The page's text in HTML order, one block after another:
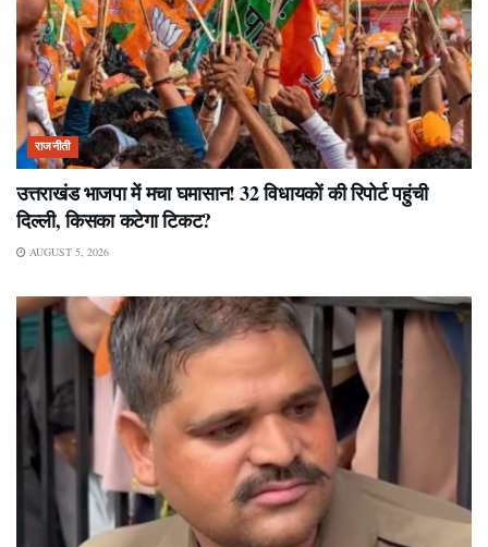
राजनीती
उत्तराखंड भाजपा में मचा घमासान! 32 विधायकों की रिपोर्ट पहुंची
दिल्ली, किसका कटेगा टिकट?
AUGUST 5, 2026